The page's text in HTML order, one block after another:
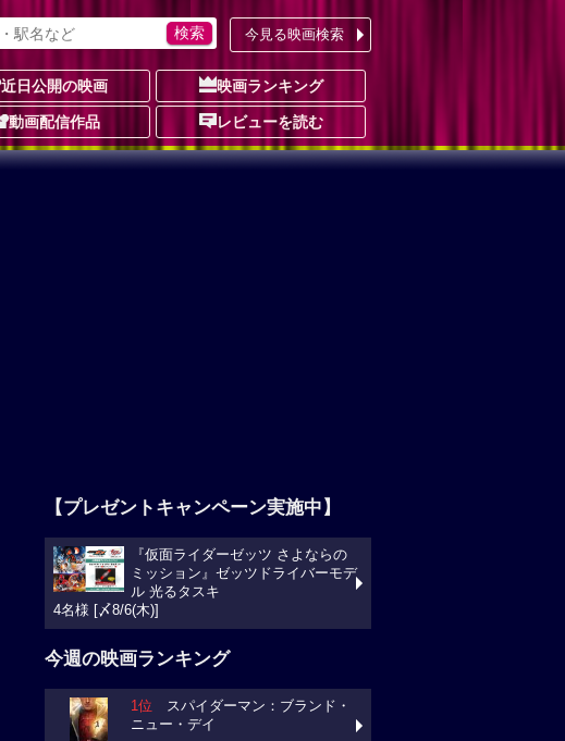
今見る映画検索
近日公開の映画 映画ランキング
動画配信作品 レビューを読む
【プレゼントキャンペーン実施中】
『仮面ライダーゼッツ さよならの
ミッション』ゼッツドライバーモデ
ル 光るタスキ
4名様 [〆8/6(木)]
今週の映画ランキング
1位 スパイダーマン：ブランド・
ニュー・デイ